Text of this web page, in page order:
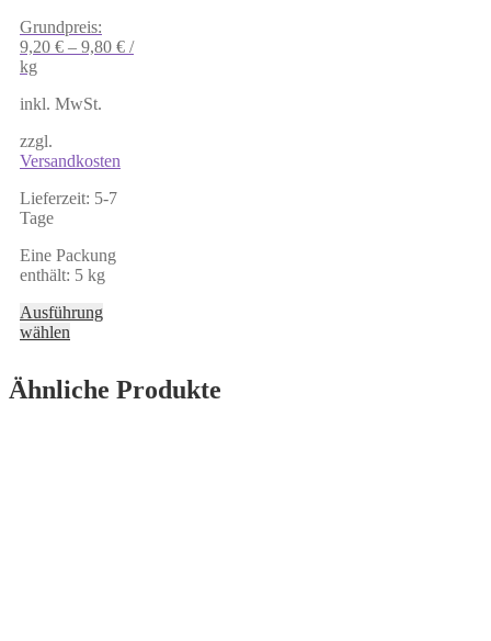
Grundpreis:
9,20 € – 9,80 € /
kg
inkl. MwSt.
zzgl.
Versandkosten
Lieferzeit: 5-7
Tage
Eine Packung
enthält: 5 kg
Ausführung
wählen
mehrere
Ähnliche Produkte